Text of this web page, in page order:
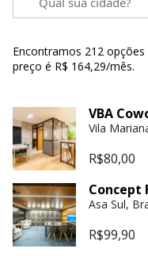
Encontramos 212
preço é R$ 164,29/mês.
VBA
Vila
R$80,00
Concept
Asa Sul,
R$99,90